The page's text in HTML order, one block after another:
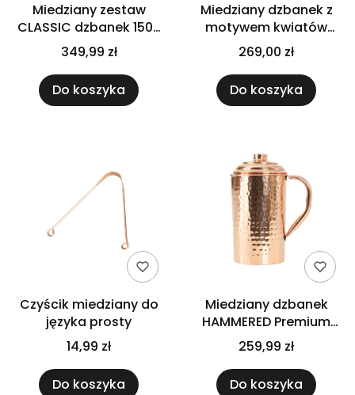
Miedziany zestaw
CLASSIC dzbanek 1500
ml + 2 kubki 250 ml
Cu29
349,99 zł
Do koszyka
Miedziany dzbanek z
motywem kwiatów
Premium GISANE 1,5 l
269,00 zł
Do koszyka
Czyścik miedziany do
języka prosty
14,99 zł
Do koszyka
Miedziany dzbanek
HAMMERED Premium
GISANE 1,5 L
259,99 zł
Do koszyka